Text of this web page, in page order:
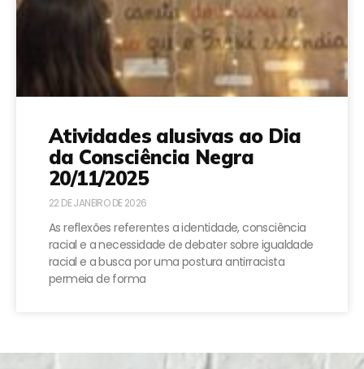
Atividades alusivas ao Dia
da Consciência Negra
20/11/2025
22 DE JANEIRO DE 2026
As reflexões referentes a identidade, consciência
racial e a necessidade de debater sobre igualdade
racial e a busca por uma postura antirracista
permeia de forma